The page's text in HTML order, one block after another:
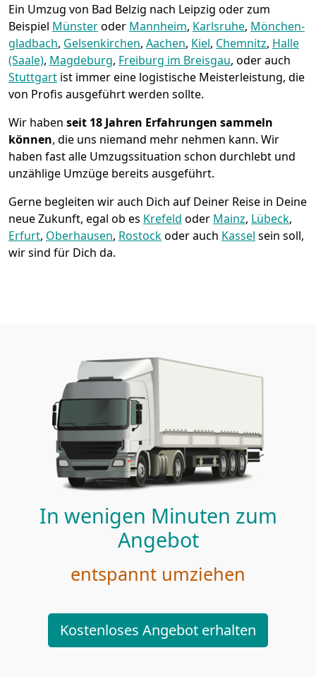
Ein Umzug von Bad Belzig nach Leipzig oder zum
Beispiel Münsteroder Mannheim, Karlsruhe, Mönchen­
gladbach, Gelsenkirchen, Aachen, Kiel, Chemnitz, Halle
(Saale), Magdeburg, Freiburg im Breisgau, oder auch
Stuttgart ist immer eine logistische Meisterleistung, die
von Profis ausgeführt werden sollte.
Wir haben seit 18 Jahren Erfahrungen sammeln
können, die uns niemand mehr nehmen kann. Wir
haben fast alle Umzugssituation schon durchlebt und
unzählige Umzüge bereits ausgeführt.
Gerne begleiten wir auch Dich auf Deiner Reise in Deine
neue Zukunft, egal ob es Krefeld oder Mainz, Lübeck,
Erfurt, Oberhausen, Rostockoder auch Kassel sein soll,
wir sind für Dich da.
In wenigen Minuten zum
Angebot
entspannt umziehen
Kostenloses Angebot erhalten